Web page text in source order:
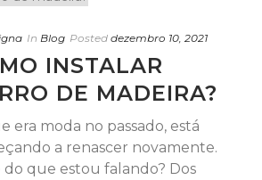
In Blog Posted dezembro 10, 2021
INSTALAR
DE MADEIRA?
era moda no passado, está
a renascer novamente.
do que estou falando? Dos